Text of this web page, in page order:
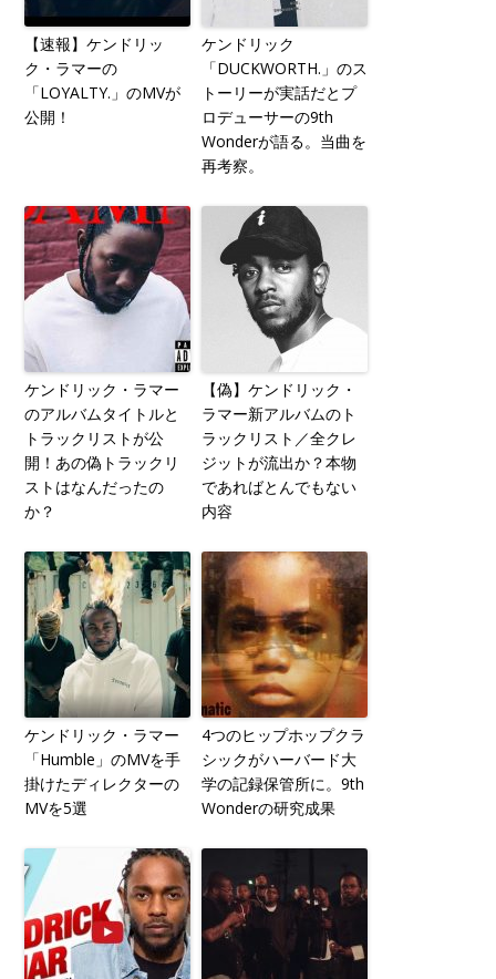
【速報】ケンドリッ
ク・ラマーの
「LOYALTY.」のMVが
公開！
ケンドリック
「DUCKWORTH.」のス
トーリーが実話だとプ
ロデューサーの9th
Wonderが語る。当曲を
再考察。
ケンドリック・ラマー
のアルバムタイトルと
トラックリストが公
開！あの偽トラックリ
ストはなんだったの
か？
【偽】ケンドリック・
ラマー新アルバムのト
ラックリスト／全クレ
ジットが流出か？本物
であればとんでもない
内容
ケンドリック・ラマー
「Humble」のMVを手
掛けたディレクターの
MVを5選
4つのヒップホップクラ
シックがハーバード大
学の記録保管所に。9th
Wonderの研究成果